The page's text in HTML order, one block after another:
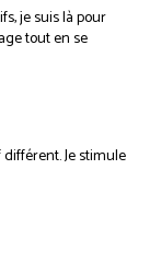
je suis là pour
tout en se
Je stimule